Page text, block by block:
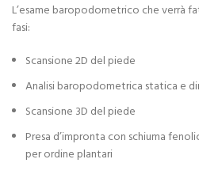
L’esame baropodometrico che verrà
fasi:
Scansione 2D del piede
Analisi baropodometrica statica e
Scansione 3D del piede
Presa d’impronta con schiuma
per ordine plantari